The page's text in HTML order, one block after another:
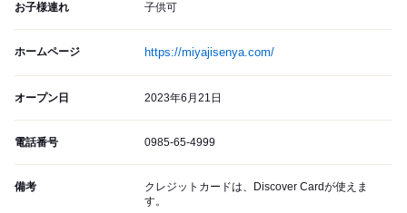
お子様連れ 子供可
ホームページ https://miyajisenya.com/
オープン日 2023年6月21日
電話番号 0985-65-4999
備考
クレジットカードは、Discover Cardが使えま
す。